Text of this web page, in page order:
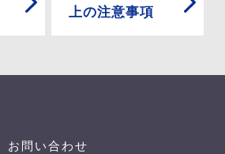
上の注意事項
お問い合わせ